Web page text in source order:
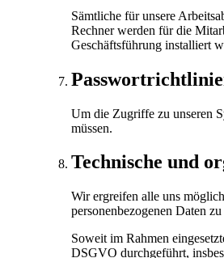
Sämtliche für unsere
Rechner werden für die
Geschäftsführung installiert
Um die Zugriffe zu unseren
müssen.
Technische und
Wir ergreifen alle uns
personenbezogenen Daten
Soweit im Rahmen
DSGVO durchgeführt,